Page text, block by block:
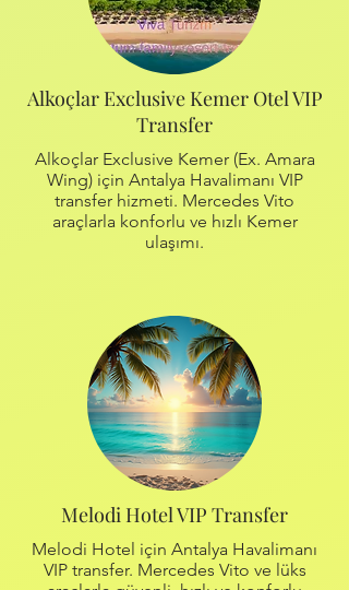
Alkoçlar Exclusive Kemer Otel VIP
Transfer
Alkoçlar Exclusive Kemer (Ex. Amara
Wing) için Antalya Havalimanı VIP
transfer hizmeti. Mercedes Vito
araçlarla konforlu ve hızlı Kemer
ulaşımı.
Melodi Hotel VIP Transfer
Melodi Hotel için Antalya Havalimanı
VIP transfer. Mercedes Vito ve lüks